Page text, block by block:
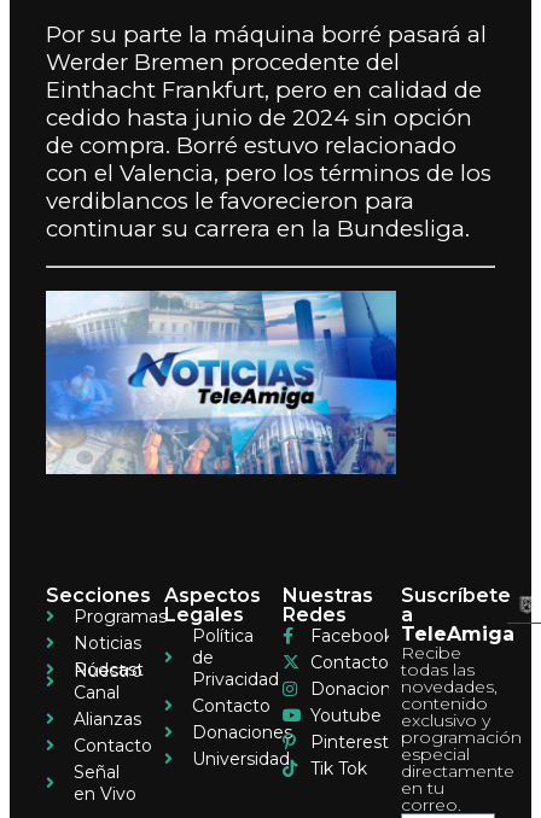
Por su parte la máquina borré pasará al
Werder Bremen procedente del
Einthacht Frankfurt, pero en calidad de
cedido hasta junio de 2024 sin opción
de compra. Borré estuvo relacionado
con el Valencia, pero los términos de los
verdiblancos le favorecieron para
continuar su carrera en la Bundesliga.
Secciones
Programas
Noticias
Pódcast
Nuestro
Canal
Alianzas
Contacto
Señal
en Vivo
Aspectos
Legales
Política
de
Privacidad
Contacto
Donaciones
Universidad
Nuestras
Redes
Facebook
Contacto
Donaciones
Youtube
Pinterest
Tik Tok
Suscríbete
a
TeleAmiga
Recibe
todas las
novedades,
contenido
exclusivo y
programación
especial
directamente
en tu
correo.